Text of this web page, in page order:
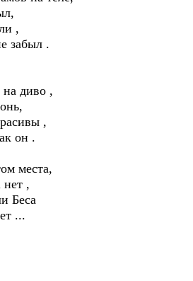
,
забыл .
на диво ,
,
он .
места,
,
Беса
...